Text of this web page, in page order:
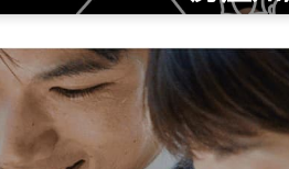
115年07月 成交
十泉十美
台北市北投區光明路
年 07 月 成交
四維天廈